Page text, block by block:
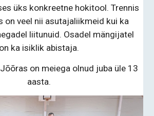
üks konkreetne hokitool. Trennis
on veel nii asutajaliikmeid kui ka
liitunuid. Osadel mängijatel
on ka isiklik abistaja.
on meiega olnud juba üle 13
aasta.